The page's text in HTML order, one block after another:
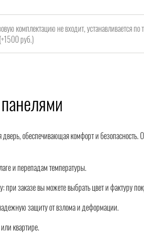
комплектацию не входит, устанавливается по
руб.)
обеспечивающая комфорт и безопасность.
и перепадам температуры.
заказе вы можете выбрать цвет и фактуру
защиту от взлома и деформации.
квартире.